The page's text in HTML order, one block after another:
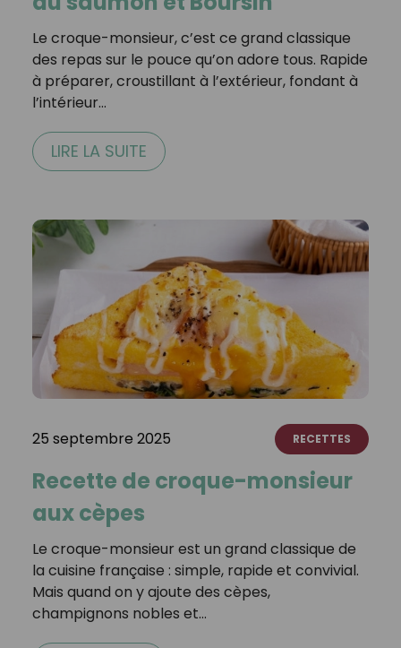
Le croque-monsieur, c’est ce grand classique
des repas sur le pouce qu’on adore tous. Rapide
à préparer, croustillant à l’extérieur, fondant à
l’intérieur…
LIRE LA SUITE
25 septembre 2025 RECETTES
Recette de croque-monsieur
aux cèpes
Le croque-monsieur est un grand classique de
la cuisine française : simple, rapide et convivial.
Mais quand on y ajoute des cèpes,
champignons nobles et…